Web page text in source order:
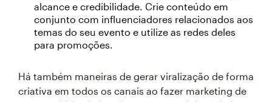
alcance e credibilidade. Crie conteúdo em
conjunto com influenciadores relacionados aos
temas do seu evento e utilize as redes deles
para promoções.
Há também maneiras de gerar viralização de forma
criativa em todos os canais ao fazer marketing de